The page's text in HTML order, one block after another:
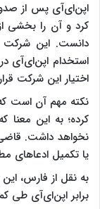
اپن‌ای‌آی پس از
کرد و آن را بخشی
دانست. این شرکت
اختیار این شرکت
نکته مهم آن است
نخواهد داشت.
یا تکمیل ادعاهای
به نقل از فارس،
برابر اپن‌ای‌آی طی